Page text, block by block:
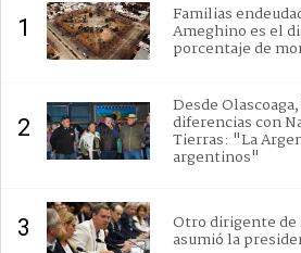
1 Familias
Ameghino es el
porcentaje de
2
Desde
diferencias con
Tierras: "La
argentinos"
3 Otro dirigente de
asumió la